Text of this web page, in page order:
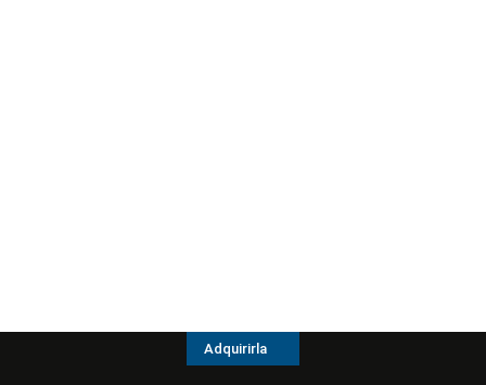
Adquirirla